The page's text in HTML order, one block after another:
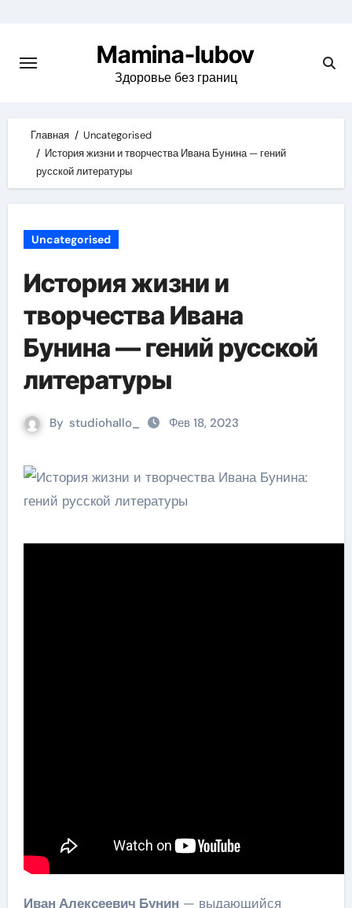
content
Mamina-lubov
Здоровье без границ
Главная
Uncategorised
История жизни и творчества Ивана Бунина — гений
русской литературы
Uncategorised
История жизни и
творчества Ивана
Бунина — гений русской
литературы
By studiohallo_ Фев 18, 2023
Иван Алексеевич Бунин — выдающийся